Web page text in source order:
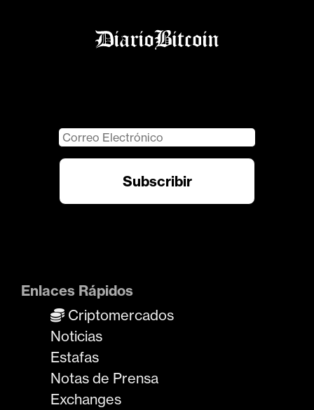
Enlaces Rápidos
Criptomercados
Noticias
Estafas
Notas de Prensa
Exchanges